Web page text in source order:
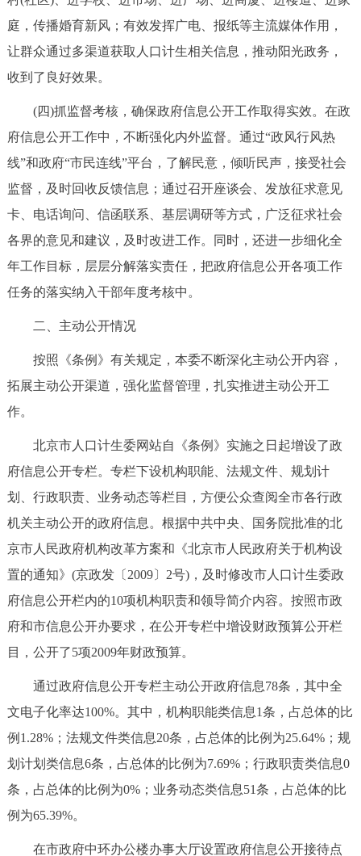
庭，传播婚育新风；有效发挥广电、报纸等主流媒体作用，
让群众通过多渠道获取人口计生相关信息，推动阳光政务，
收到了良好效果。
(四)抓监督考核，确保政府信息公开工作取得实效。在政
府信息公开工作中，不断强化内外监督。通过“政风行风热
线”和政府“市民连线”平台，了解民意，倾听民声，接受社会
监督，及时回收反馈信息；通过召开座谈会、发放征求意见
卡、电话询问、信函联系、基层调研等方式，广泛征求社会
各界的意见和建议，及时改进工作。同时，还进一步细化全
年工作目标，层层分解落实责任，把政府信息公开各项工作
任务的落实纳入干部年度考核中。
二、主动公开情况
按照《条例》有关规定，本委不断深化主动公开内容，
拓展主动公开渠道，强化监督管理，扎实推进主动公开工
作。
北京市人口计生委网站自《条例》实施之日起增设了政
府信息公开专栏。专栏下设机构职能、法规文件、规划计
划、行政职责、业务动态等栏目，方便公众查阅全市各行政
机关主动公开的政府信息。根据中共中央、国务院批准的北
京市人民政府机构改革方案和《北京市人民政府关于机构设
置的通知》(京政发〔2009〕2号)，及时修改市人口计生委政
府信息公开栏内的10项机构职责和领导简介内容。按照市政
府和市信息公开办要求，在公开专栏中增设财政预算公开栏
目，公开了5项2009年财政预算。
通过政府信息公开专栏主动公开政府信息78条，其中全
文电子化率达100%。其中，机构职能类信息1条，占总体的比
例1.28%；法规文件类信息20条，占总体的比例为25.64%；规
划计划类信息6条，占总体的比例为7.69%；行政职责类信息0
条，占总体的比例为0%；业务动态类信息51条，占总体的比
例为65.39%。
在市政府中环办公楼办事大厅设置政府信息公开接待点